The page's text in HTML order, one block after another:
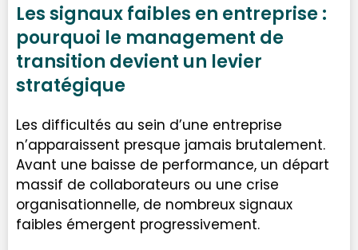
Les signaux faibles en entreprise :
pourquoi le management de
transition devient un levier
stratégique
Les difficultés au sein d’une entreprise
n’apparaissent presque jamais brutalement.
Avant une baisse de performance, un départ
massif de collaborateurs ou une crise
organisationnelle, de nombreux signaux
faibles émergent progressivement.